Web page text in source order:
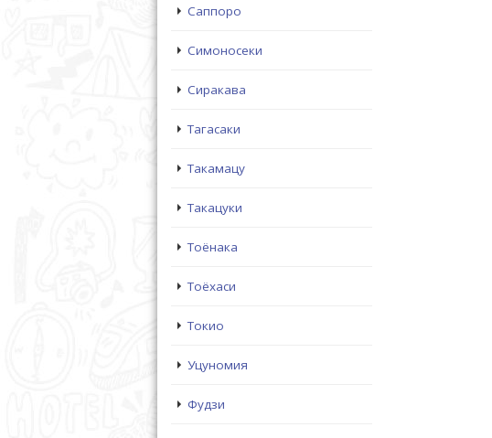
Саппоро
Симоносеки
Сиракава
Тагасаки
Такамацу
Такацуки
Тоёнака
Тоёхаси
Токио
Уцуномия
Фудзи